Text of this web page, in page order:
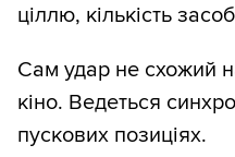
ціллю, кількість
Сам удар не схожий
кіно. Ведеться
пускових позиціях.